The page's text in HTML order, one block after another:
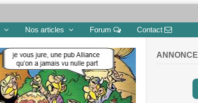
Nos articles Forum Contact
ANNONCE